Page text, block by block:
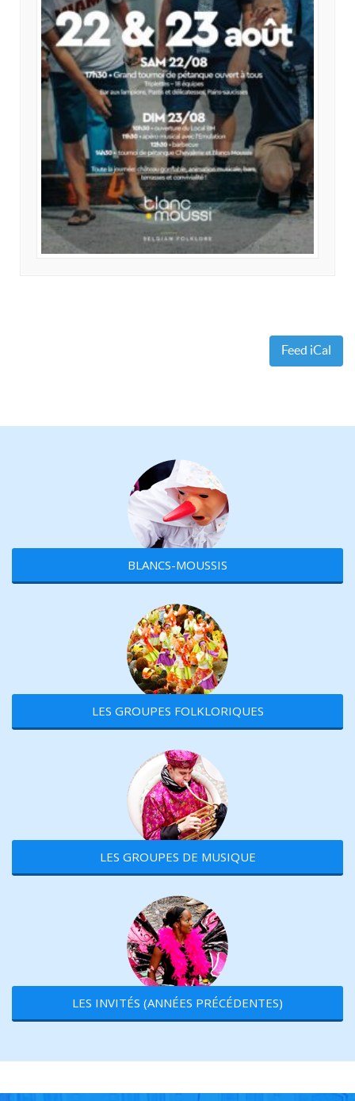
Feed iCal
BLANCS-MOUSSIS
LES GROUPES FOLKLORIQUES
LES GROUPES DE MUSIQUE
LES INVITÉS (ANNÉES PRÉCÉDENTES)